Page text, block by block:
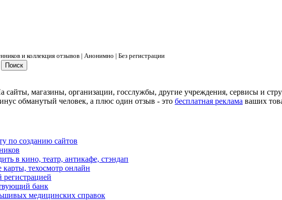
и коллекция отзывов | Анонимно | Без регистрации
магазины, организации, госслужбы, другие учреждения, сервисы и
обманутый человек, а плюс один отзыв - это бесплатная реклама ваших
по созданию сайтов
в кино, театр, антикафе, стэндап
техосмотр онлайн
банк
медицинских справок